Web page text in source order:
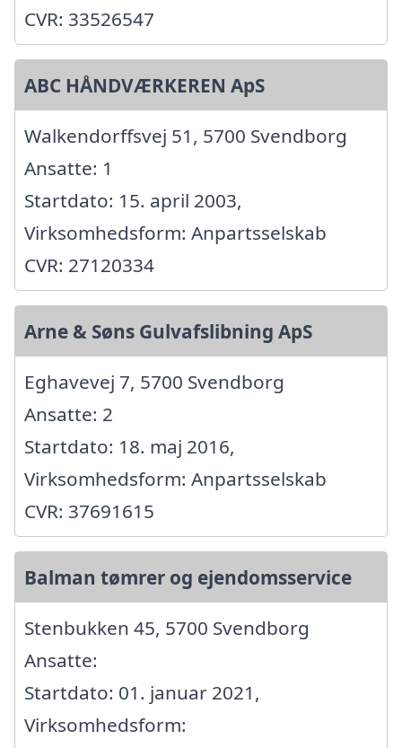
CVR: 33526547
ABC HÅNDVÆRKEREN ApS
Walkendorffsvej 51, 5700 Svendborg
Ansatte: 1
Startdato: 15. april 2003,
Virksomhedsform: Anpartsselskab
CVR: 27120334
Arne & Søns Gulvafslibning ApS
Eghavevej 7, 5700 Svendborg
Ansatte: 2
Startdato: 18. maj 2016,
Virksomhedsform: Anpartsselskab
CVR: 37691615
Balman tømrer og ejendomsservice
Stenbukken 45, 5700 Svendborg
Ansatte:
Startdato: 01. januar 2021,
Virksomhedsform: